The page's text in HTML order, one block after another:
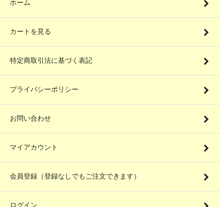
ホーム
カートを見る
特定商取引法に基づく表記
プライバシーポリシー
お問い合わせ
マイアカウント
会員登録（登録なしでもご注文できます）
ログイン